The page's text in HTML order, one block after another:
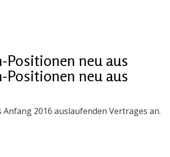
neu aus
neu aus
2016 auslaufenden Vertrages an.